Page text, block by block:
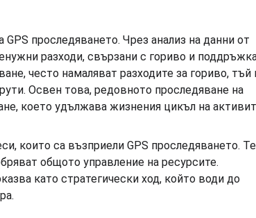
проследяването. Чрез анализ на данни от
разходи, свързани с гориво и
често намаляват разходите за гориво, тъй
Освен това, редовното проследяване на
което удължава жизнения цикъл на
които са възприели GPS проследяването.
общото управление на ресурсите.
като стратегически ход, който води до